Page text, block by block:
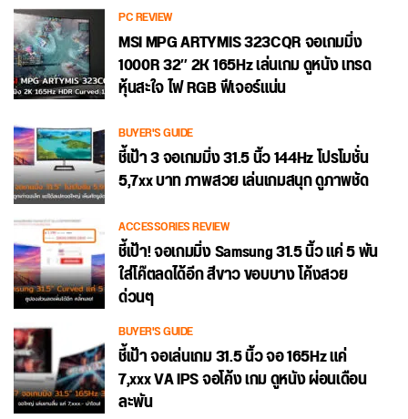
PC REVIEW
MSI MPG ARTYMIS 323CQR จอเกมมิ่ง
1000R 32″ 2K 165Hz เล่นเกม ดูหนัง เทรด
หุ้นสะใจ ไฟ RGB ฟีเจอร์แน่น
BUYER'S GUIDE
ชี้เป้า 3 จอเกมมิ่ง 31.5 นิ้ว 144Hz โปรโมชั่น
5,7xx บาท ภาพสวย เล่นเกมสนุก ดูภาพชัด
ACCESSORIES REVIEW
ชี้เป้า! จอเกมมิ่ง Samsung 31.5 นิ้ว แค่ 5 พัน
ใส่โค๊ตลดได้อีก สีขาว ขอบบาง โค้งสวย
ด่วนๆ
BUYER'S GUIDE
ชี้เป้า จอเล่นเกม 31.5 นิ้ว จอ 165Hz แค่
7,xxx VA IPS จอโค้ง เกม ดูหนัง ผ่อนเดือน
ละพัน